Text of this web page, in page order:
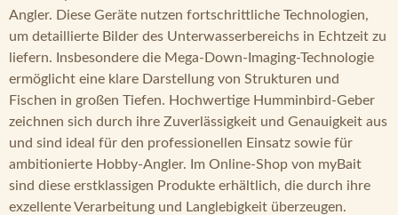
Angler. Diese Geräte nutzen fortschrittliche Technologien,
um detaillierte Bilder des Unterwasserbereichs in Echtzeit zu
liefern. Insbesondere die Mega-Down-Imaging-Technologie
ermöglicht eine klare Darstellung von Strukturen und
Fischen in großen Tiefen. Hochwertige Humminbird-Geber
zeichnen sich durch ihre Zuverlässigkeit und Genauigkeit aus
und sind ideal für den professionellen Einsatz sowie für
ambitionierte Hobby-Angler. Im Online-Shop von myBait
sind diese erstklassigen Produkte erhältlich, die durch ihre
exzellente Verarbeitung und Langlebigkeit überzeugen.